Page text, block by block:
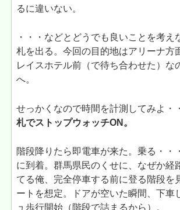
るに違いない。
・・・などとどうでも良いことを考え
札を出る。今回の目的地はアリーナ方
レイスホテル前（で待ち合わせた）な
へ。
せっかくなので時間を計測してみよ・
札でストップウォッチON。
階段降りたら即電車が来た。乗る・・
に到着。群馬県民のくせに、なぜか経
てる俺、完全停車する前に登る階段を
ートを想定。ドアが空いた瞬間、下車
ュ歩行開始（階段で詰まるから）。